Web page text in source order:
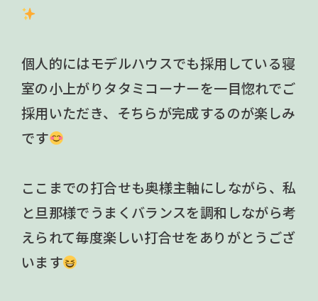
個人的にはモデルハウスでも採用している寝
室の小上がりタタミコーナーを一目惚れでご
採用いただき、そちらが完成するのが楽しみ
です
ここまでの打合せも奥様主軸にしながら、私
と旦那様でうまくバランスを調和しながら考
えられて毎度楽しい打合せをありがとうござ
います